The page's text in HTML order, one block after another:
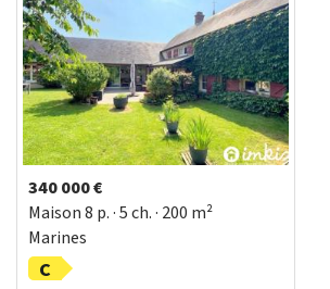
340 000 €
Maison8 p.· 5ch.· 200 m²
Marines
C